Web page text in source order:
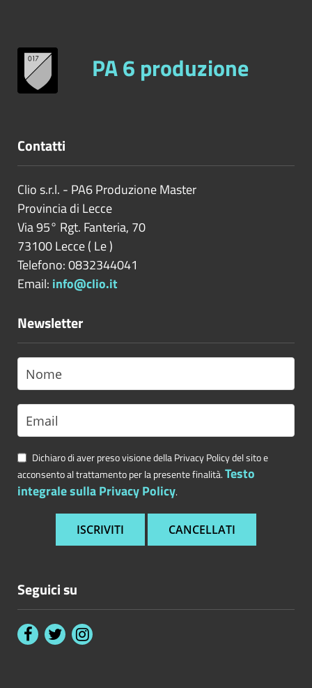
PA 6 produzione
Contatti
Clio s.r.l. - PA6 Produzione Master
Provincia di Lecce
Via 95° Rgt. Fanteria, 70
73100Lecce( Le)
Telefono: 0832344041
Email: info@clio.it
Newsletter
Dichiaro di aver preso visione della Privacy Policy del sito e
acconsento al trattamento per la presente finalità.Testo
integrale sulla Privacy Policy.
Seguici su